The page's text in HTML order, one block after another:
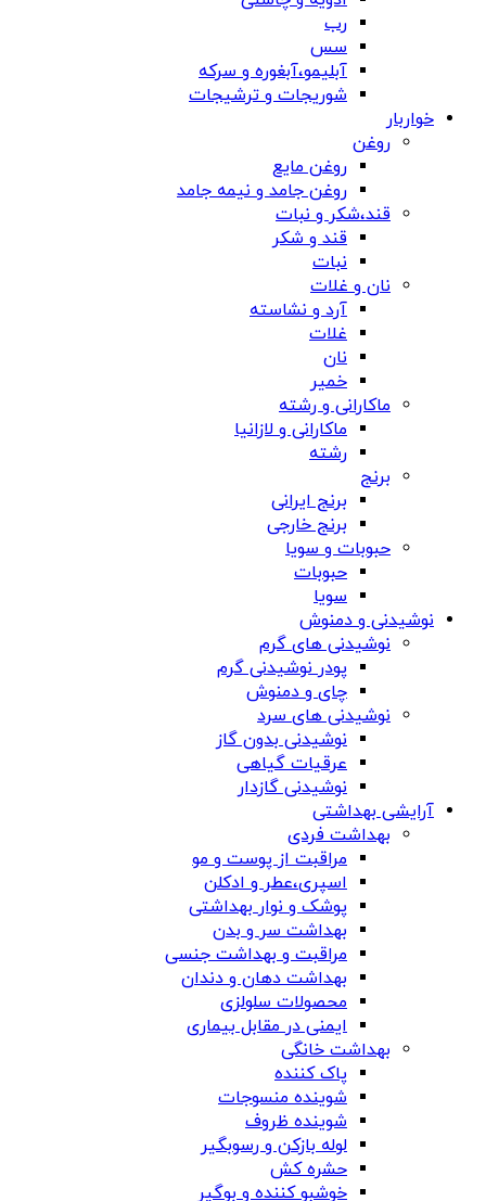
رب
سس
آبلیمو،آبغوره و سرکه
شوریجات و ترشیجات
خواربار
روغن
روغن مایع
روغن جامد و نیمه جامد
قند،شکر و نبات
قند و شکر
نبات
نان و غلات
آرد و نشاسته
غلات
نان
خمیر
ماکارانی و رشته
ماکارانی و لازانیا
رشته
برنج
برنج ایرانی
برنج خارجی
حبوبات و سویا
حبوبات
سویا
نوشیدنی و دمنوش
نوشیدنی های گرم
پودر نوشیدنی گرم
چای و دمنوش
نوشیدنی های سرد
نوشیدنی بدون گاز
عرقیات گیاهی
نوشیدنی گازدار
آرایشی بهداشتی
بهداشت فردی
مراقبت از پوست و مو
اسپری،عطر و ادکلن
پوشک و نوار بهداشتی
بهداشت سر و بدن
مراقبت و بهداشت جنسی
بهداشت دهان و دندان
محصولات سلولزی
ایمنی در مقابل بیماری
بهداشت خانگی
پاک کننده
شوینده منسوجات
شوینده ظروف
لوله بازکن و رسوبگیر
حشره کش
خوشبو کننده و بوگیر